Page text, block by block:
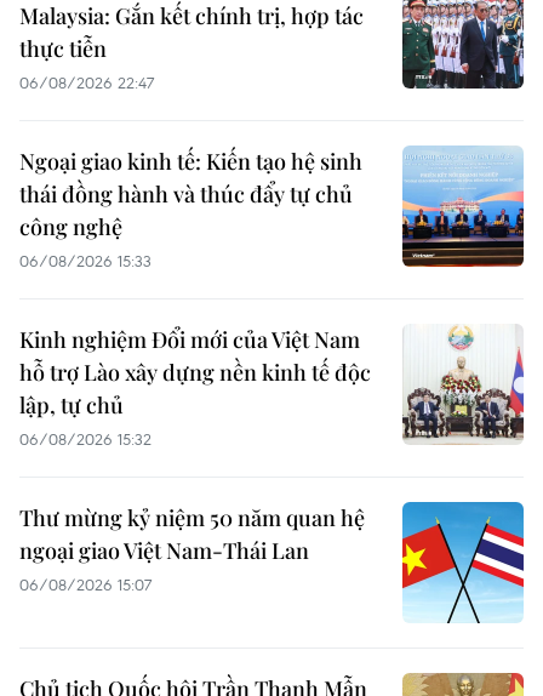
Malaysia: Gắn kết chính trị, hợp tác
thực tiễn
06/08/2026 22:47
Ngoại giao kinh tế: Kiến tạo hệ sinh
thái đồng hành và thúc đẩy tự chủ
công nghệ
06/08/2026 15:33
Kinh nghiệm Đổi mới của Việt Nam
hỗ trợ Lào xây dựng nền kinh tế độc
lập, tự chủ
06/08/2026 15:32
Thư mừng kỷ niệm 50 năm quan hệ
ngoại giao Việt Nam-Thái Lan
06/08/2026 15:07
Chủ tịch Quốc hội Trần Thanh Mẫn